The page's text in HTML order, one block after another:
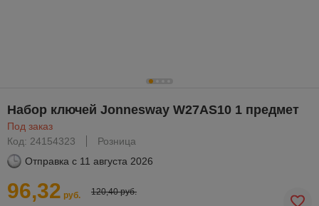
Набор ключей Jonnesway W27AS10 1 предмет
Под заказ
Код: 24154323
Розница
Отправка с 11 августа 2026
96,32 руб. 120,40 руб.